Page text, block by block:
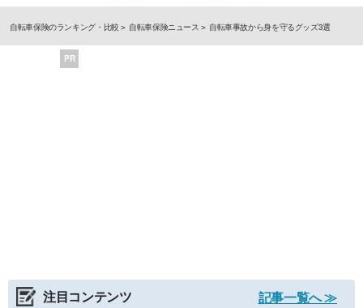
自転車保険のランキング・比較 自転車保険ニュース 自転車事故から身を守るグッズ3選
PR
注目コンテンツ
記事一覧へ ≫